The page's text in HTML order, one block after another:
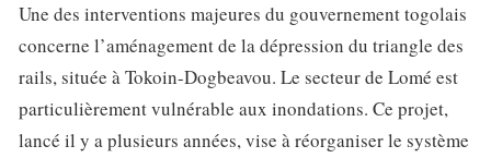
Une des interventions majeures du gouvernement togolais
concerne l’aménagement de la dépression du triangle des
rails, située à Tokoin-Dogbeavou. Le secteur de Lomé est
particulièrement vulnérable aux inondations. Ce projet,
lancé il y a plusieurs années, vise à réorganiser le système